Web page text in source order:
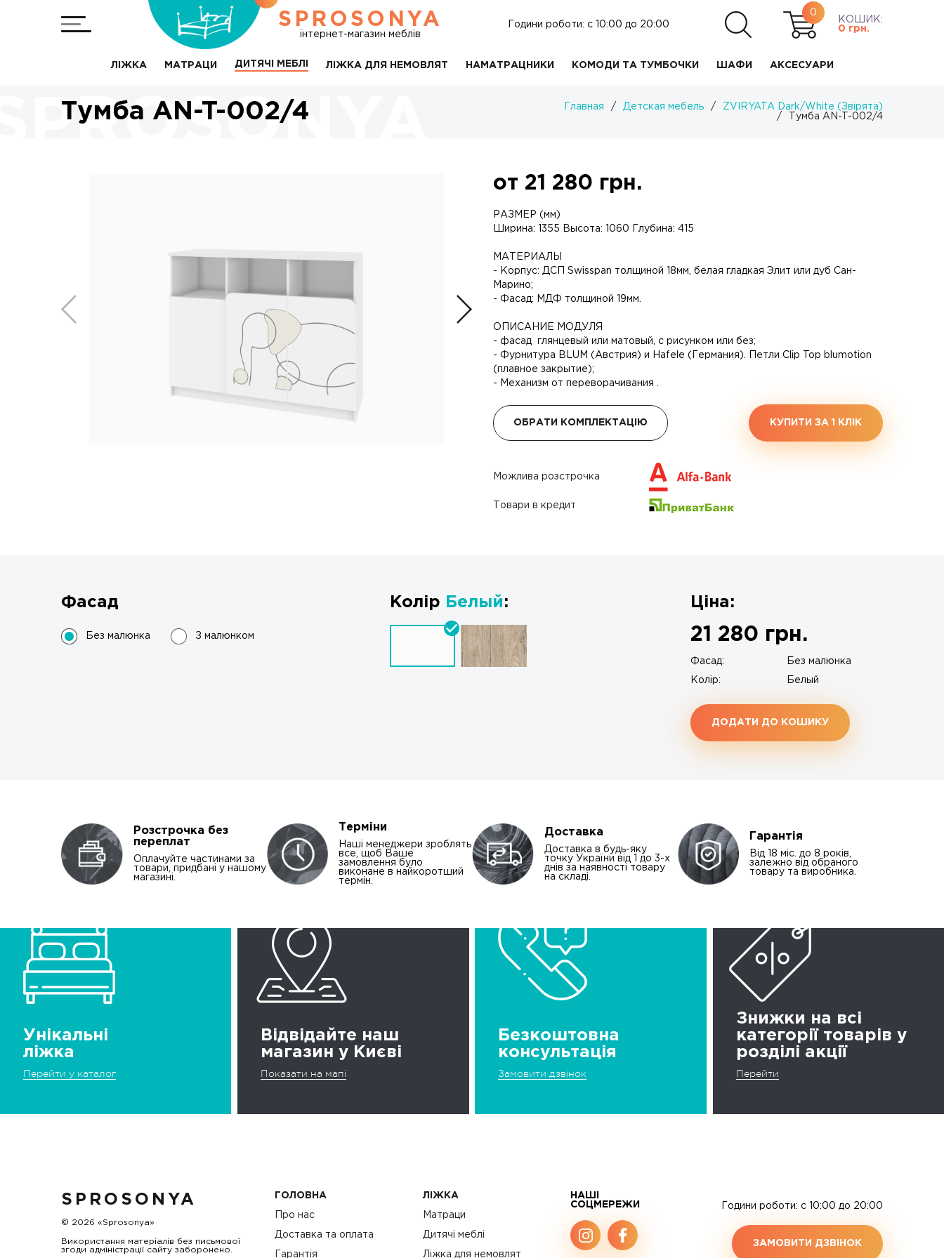
SPROSONYA
інтернет-магазин меблів
Години роботи: c 10:00 до 20:00
0
КОШИК:
0 грн.
ЛІЖКА МАТРАЦИ ДИТЯЧІ МЕБЛІ ЛІЖКА ДЛЯ НЕМОВЛЯТ НАМАТРАЦНИКИ КОМОДИ ТА ТУМБОЧКИ ШАФИ АКСЕСУАРИ
Тумба AN-T-002/4 Главная / Детская мебель /
ZVIRYATA Dark/White (Звірята)
/
Тумба AN-T-002/4
от 21 280 грн.
РАЗМЕР (мм)
Ширина: 1355 Высота: 1060 Глубина: 415
МАТЕРИАЛЫ
- Корпус: ДСП Swisspan толщиной 18мм, белая гладкая Элит или дуб Сан-
Марино;
- Фасад: МДФ толщиной 19мм.
ОПИСАНИЕ МОДУЛЯ
- фасад глянцевый или матовый, с рисунком или без;
- Фурнитура BLUM (Австрия) и Hafele (Германия). Петли Clip Top blumotion
(плавное закрытие);
- Механизм от переворачивания .
ОБРАТИ КОМПЛЕКТАЦІЮ КУПИТИ ЗА 1 КЛIК
Можлива розстрочка
Товари в кредит
Фасад
Без малюнка З малюнком
Колір Белый: Ціна:
21 280 грн.
Фасад: Без малюнка
Колір: Белый
ДОДАТИ ДО КОШИКУ
Розстрочка без
переплат
Оплачуйте частинами за
товари, придбані у нашому
магазині.
Терміни
Наші менеджери зроблять
все, щоб Ваше
замовлення було
виконане в найкоротший
термін.
Доставка
Доставка в будь-яку
точку України від 1 до 3-х
днів за наявності товару
на складі.
Гарантія
Від 18 міс. до 8 років,
залежно від обраного
товару та виробника.
Унікальні
ліжка
Перейти у каталог
Відвідайте наш
магазин у Києві
Показати на мапі
Безкоштовна
консультація
Замовити дзвінок
Знижки на всі
категорії товарів у
розділі акції
Перейти
SPROSONYA
© 2026 «Sprosonya»
Використання матеріалів без письмової
згоди адміністрації сайту заборонено.
ГОЛОВНА
Про нас
Доставка та оплата
Гарантія
ЛІЖКА
Матраци
Дитячі меблі
Ліжка для немовлят
НАШІ
СОЦМЕРЕЖИ
Години роботи: c 10:00 до 20:00
ЗАМОВИТИ ДЗВІНОК